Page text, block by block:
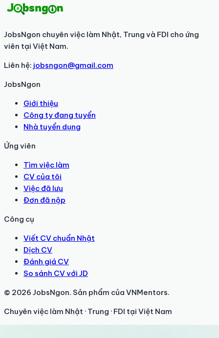
JobsNgon chuyên việc làm Nhật, Trung và FDI cho ứng
viên tại Việt Nam.
Liên hệ: jobsngon@gmail.com
JobsNgon
Giới thiệu
Công ty đang tuyển
Nhà tuyển dụng
Ứng viên
Tìm việc làm
CV của tôi
Việc đã lưu
Đơn đã nộp
Công cụ
Viết CV chuẩn Nhật
Dịch CV
Đánh giá CV
So sánh CV với JD
© 2026 JobsNgon. Sản phẩm của VNMentors.
Chuyên việc làm Nhật · Trung · FDI tại Việt Nam